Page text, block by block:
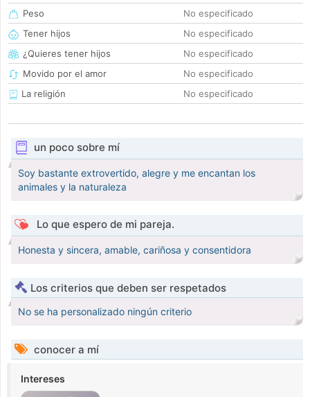
Peso
No especificado
Tener hijos
No especificado
¿Quieres tener hijos
No especificado
Movido por el amor
No especificado
La religión
No especificado
un poco sobre mí
Soy bastante extrovertido, alegre y me encantan los
animales y la naturaleza
Lo que espero de mi pareja.
Honesta y sincera, amable, cariñosa y consentidora
Los criterios que deben ser respetados
No se ha personalizado ningún criterio
conocer a mí
Intereses